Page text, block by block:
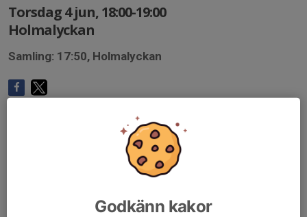
Torsdag 4 jun, 18:00-19:00
Holmalyckan
Samling: 17:50, Holmalyckan
Godkänn kakor